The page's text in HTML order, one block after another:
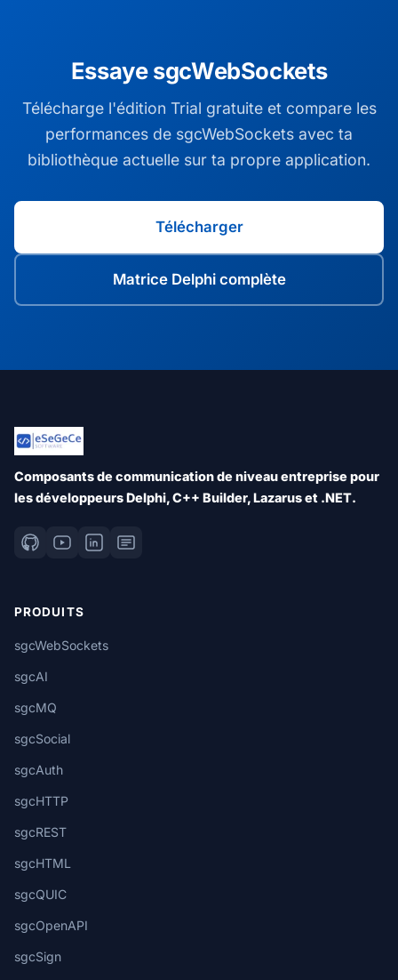
Essaye sgcWebSockets
Télécharge l'édition Trial gratuite et compare les
performances de sgcWebSockets avec ta
bibliothèque actuelle sur ta propre application.
Télécharger
Matrice Delphi complète
Composants de communication de niveau entreprise pour
les développeurs Delphi, C++ Builder, Lazarus et .NET.
PRODUITS
sgcWebSockets
sgcAI
sgcMQ
sgcSocial
sgcAuth
sgcHTTP
sgcREST
sgcHTML
sgcQUIC
sgcOpenAPI
sgcSign